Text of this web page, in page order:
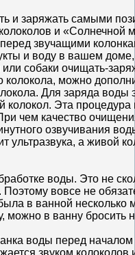
и заряжать самыми
и «Солнечной
звучащими
и воду в вашем
собаки очищать-
колокола, можно
Для заряда воды
колокол. Эта
чем качество
озвучивания
ультразвука, а живой
воды. Это не
вовсе не
в ванной несколько
можно в ванну
воды перед
звуком